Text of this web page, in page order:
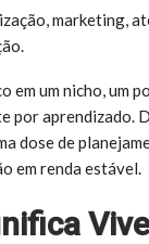
marketing,
em um nicho, um
por aprendizado.
dose de
em renda estável.